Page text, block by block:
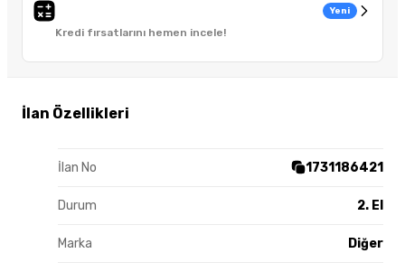
Kredi fırsatlarını hemen incele!
Yeni
İlan Özellikleri
İlan No 1731186421
Durum 2. El
Marka Diğer